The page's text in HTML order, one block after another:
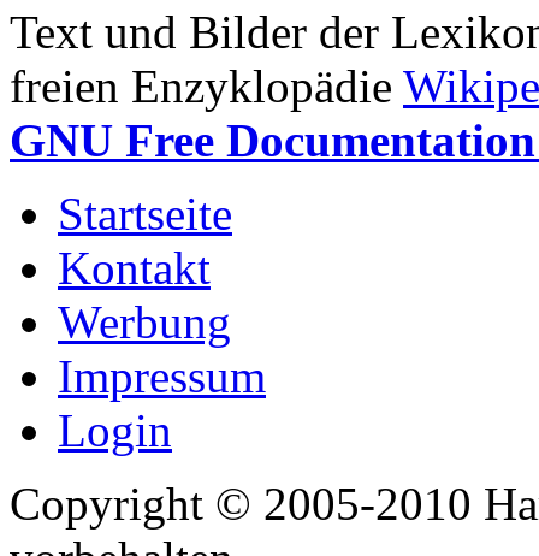
Text und Bilder der
freien Enzyklopädie
GNU Free
Startseite
Kontakt
Werbung
Impressum
Login
Copyright © 2005-2010